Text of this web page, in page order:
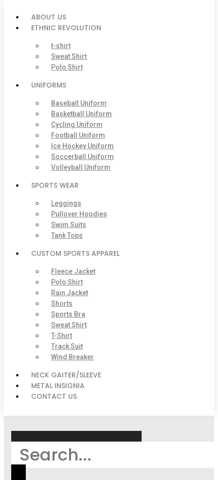
ABOUT US
ETHNIC REVOLUTION
t-shirt
Sweat Shirt
Polo Shirt
UNIFORMS
Baseball Uniform
Basketball Uniform
Cycling Uniform
Football Uniform
Ice Hockey Uniform
Soccerball Uniform
Volleyball Uniform
SPORTS WEAR
Leggings
Pullover Hoodies
Swim Suits
Tank Tops
CUSTOM SPORTS APPAREL
Fleece Jacket
Polo Shirt
Rain Jacket
Shorts
Sports Bra
Sweat Shirt
T-Shirt
Track Suit
Wind Breaker
NECK GAITER/SLEEVE
METAL INSIGNIA
CONTACT US